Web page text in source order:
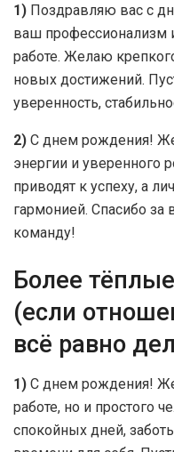
1) Поздравляю вас с
ваш профессионализм
работе. Желаю
новых достижений.
уверенность,
2) С днем рождения!
энергии и уверенного
приводят к успеху, а
гармонией. Спасибо за
команду!
Более
(если
всё равно
1) С днем рождения!
работе, но и простого
спокойных дней,